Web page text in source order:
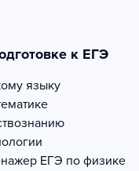
к ЕГЭ
языку
ЕГЭ по физике